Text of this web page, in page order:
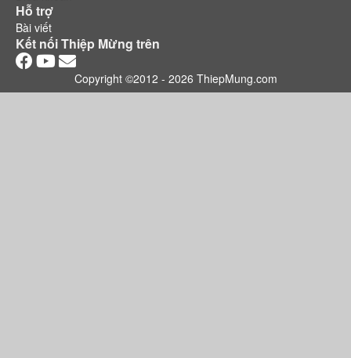
Hỗ trợ
Bài viết
Kết nối Thiệp Mừng trên
Copyright ©2012 - 2026 ThiepMung.com